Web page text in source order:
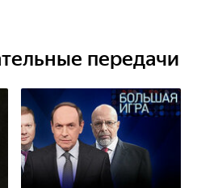
передачи